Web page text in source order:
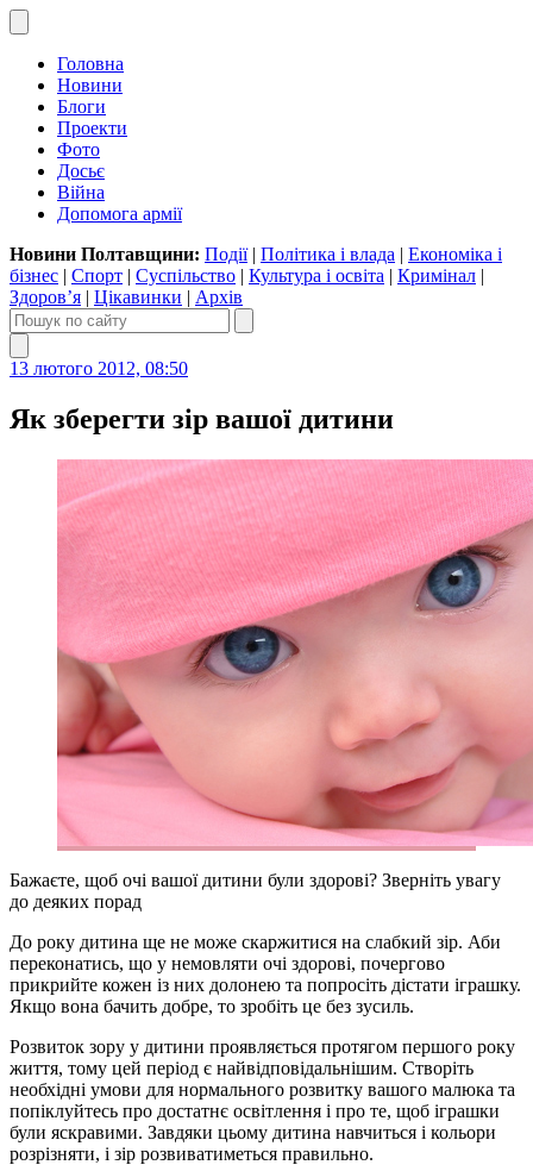
Головна
Новини
Блоги
Проекти
Фото
Досьє
Війна
Допомога армії
Новини Полтавщини: Події| Політика і влада | Економіка і
бізнес | Спорт | Суспільство | Культура і освіта | Кримінал |
Здоров’я | Цікавинки | Архів
13 лютого 2012, 08:50
Як зберегти зір вашої дитини
Бажаєте, щоб очі вашої дитини були здорові? Зверніть увагу
до деяких порад
До року дитина ще не може скаржитися на слабкий зір. Аби
переконатись, що у немовляти очі здорові, почергово
прикрийте кожен із них долонею та попросіть дістати іграшку.
Якщо вона бачить добре, то зробіть це без зусиль.
Розвиток зору у дитини проявляється протягом першого року
життя, тому цей період є найвідповідальнішим. Створіть
необхідні умови для нормального розвитку вашого малюка та
попіклуйтесь про достатнє освітлення і про те, щоб іграшки
були яскравими. Завдяки цьому дитина навчиться і кольори
розрізняти, і зір розвиватиметься правильно.